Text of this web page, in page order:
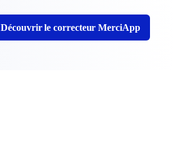
Découvrir le correcteur MerciApp